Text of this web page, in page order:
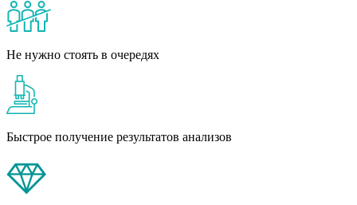
Не нужно стоять в очередях
Быстрое получение результатов анализов